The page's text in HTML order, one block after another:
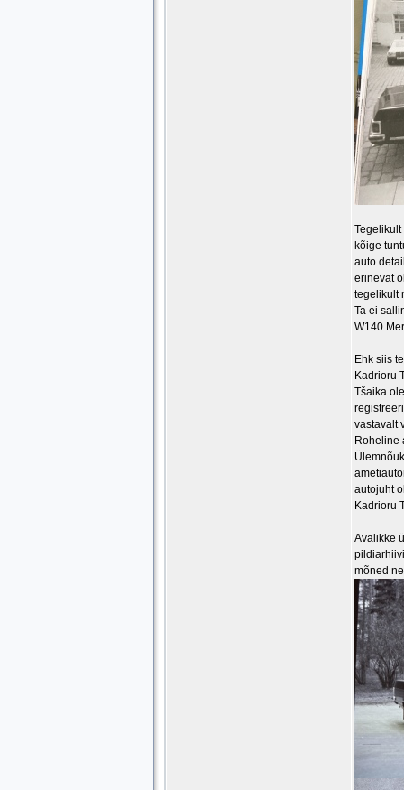
kõige
auto
erinevat
tegelikult
Ta ei
W140
Ehk siis
Kadrioru
Tšaika
vastavalt
Roheline
autojuht
Kadrioru
Avalikke
mõned